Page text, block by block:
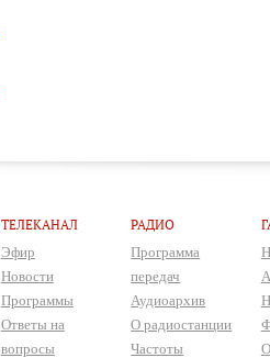
ТЕЛЕКАНАЛ
Эфир
Новости
Программы
Ответы на
вопросы
РАДИО
Программа
передач
Аудиоархив
О радиостанции
Частоты